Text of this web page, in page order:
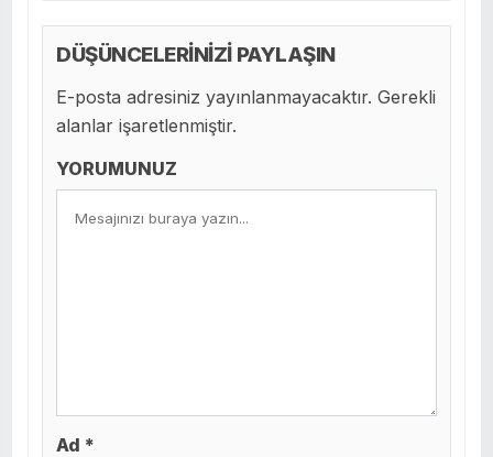
DÜŞÜNCELERİNİZİ PAYLAŞIN
E-posta adresiniz yayınlanmayacaktır. Gerekli
alanlar işaretlenmiştir.
YORUMUNUZ
Ad *